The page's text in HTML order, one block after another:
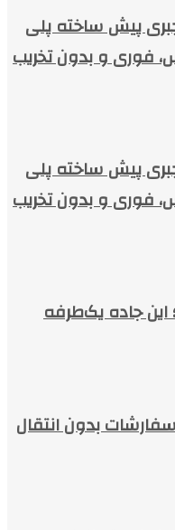
پیش ساخته پلی
فوری و بدون تخریب
پیش ساخته پلی
فوری و بدون تخریب
این جاده یک‌طرفه
بدون انتقال